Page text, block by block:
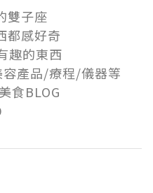
雙子座
都感好奇
趣的東西
產品/療程/儀器等
食BLOG